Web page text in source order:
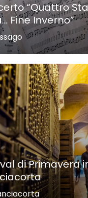
“Quattro
Fine Inverno”
di Primavera